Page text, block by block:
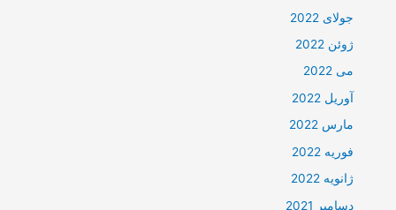
جولای 2022
ژوئن 2022
می 2022
آوریل 2022
مارس 2022
فوریه 2022
ژانویه 2022
دسامبر 2021